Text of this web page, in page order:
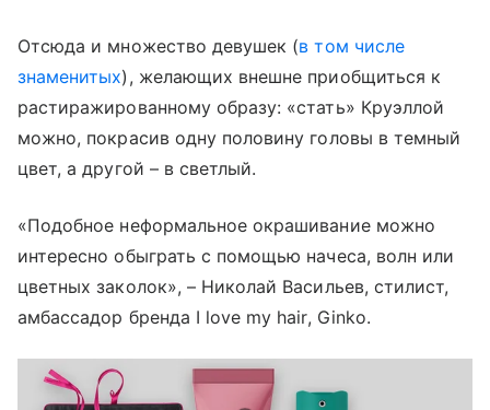
Отсюда и множество девушек (в том числе
знаменитых), желающих внешне приобщиться к
растиражированному образу: «стать» Круэллой
можно, покрасив одну половину головы в темный
цвет, а другой – в светлый.
«Подобное неформальное окрашивание можно
интересно обыграть с помощью начеса, волн или
цветных заколок», – Николай Васильев, стилист,
амбассадор бренда I love my hair, Ginko.